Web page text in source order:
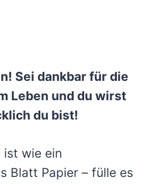
Sei dankbar für die
Leben und du wirst
du bist!
ist wie ein
Blatt Papier – fülle es